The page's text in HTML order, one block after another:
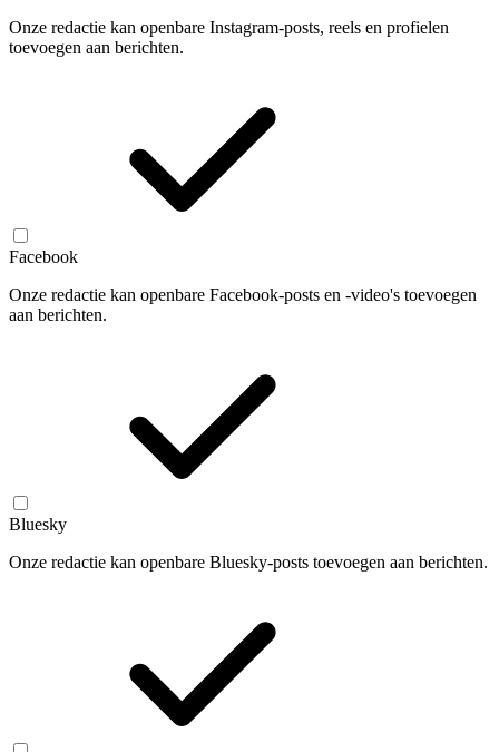
Onze redactie kan openbare Instagram-posts, reels en profielen
toevoegen aan berichten.
Facebook
Onze redactie kan openbare Facebook-posts en -video's toevoegen
aan berichten.
Bluesky
Onze redactie kan openbare Bluesky-posts toevoegen aan berichten.